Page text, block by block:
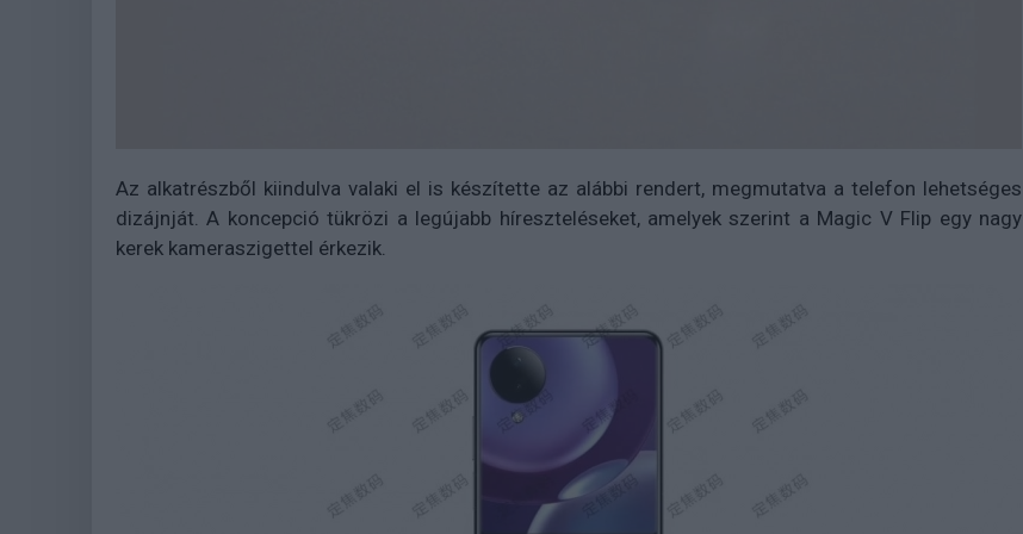
Az alkatrészből kiindulva valaki el is készítette az alábbi rendert, megmutatva a telefon lehetséges
dizájnját. A koncepció tükrözi a legújabb híreszteléseket, amelyek szerint a Magic V Flip egy nagy
kerek kameraszigettel érkezik.